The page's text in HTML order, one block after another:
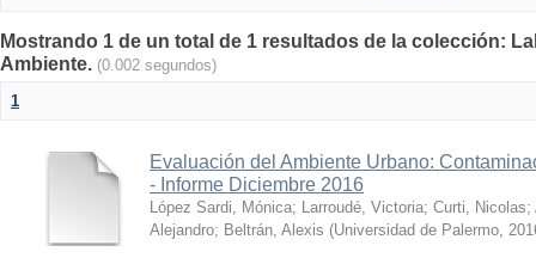
Mostrando 1 de un total de 1 resultados de la colección:
Ambiente. (0.002 segundos)
1
Evaluación del Ambiente Urbano:
- Informe Diciembre 2016
López Sardi, Mónica; Larroudé, Victoria; Curti, Nicolas;
Alejandro; Beltrán, Alexis (Universidad de Palermo,